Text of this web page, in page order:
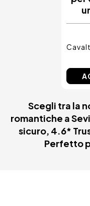
Scegli tra la
romantiche a
sicuro, 4.6*
Perfetto